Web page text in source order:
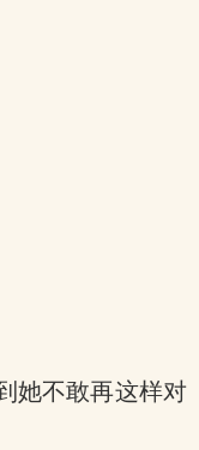
她不敢再这样对